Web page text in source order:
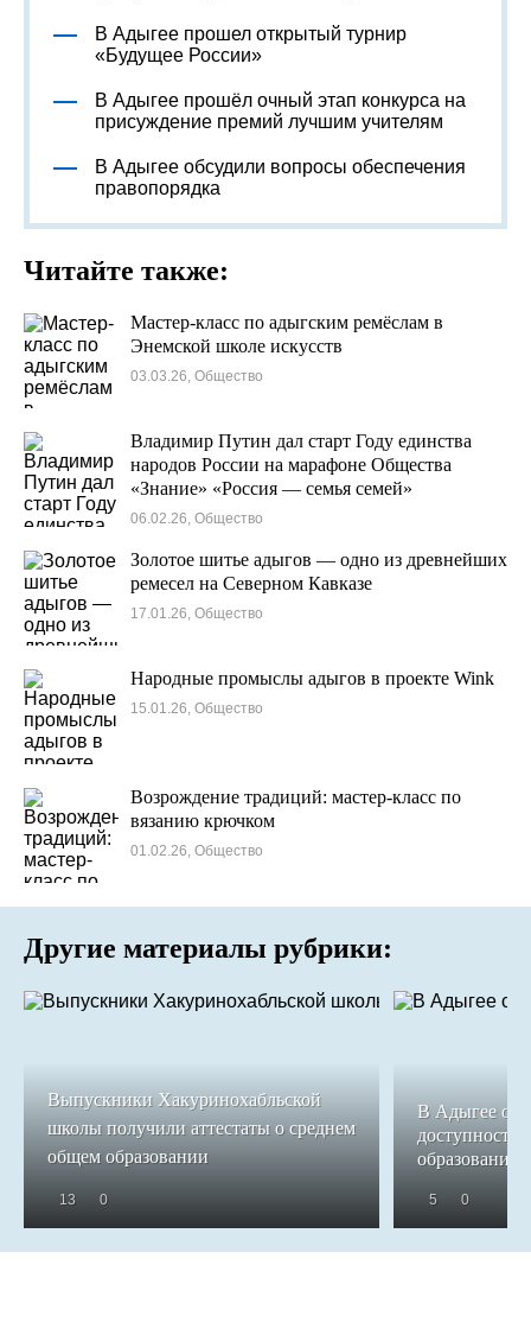
В Адыгее прошел открытый турнир
«Будущее России»
В Адыгее прошёл очный этап конкурса на
присуждение премий лучшим учителям
В Адыгее обсудили вопросы обеспечения
правопорядка
Читайте также:
Мастер-класс по адыгским ремёслам в
Энемской школе искусств
03.03.26, Общество
Владимир Путин дал старт Году единства
народов России на марафоне Общества
«Знание» «Россия — семья семей»
06.02.26, Общество
Золотое шитье адыгов — одно из древнейших
ремесел на Северном Кавказе
17.01.26, Общество
Народные промыслы адыгов в проекте Wink
15.01.26, Общество
Возрождение традиций: мастер-класс по
вязанию крючком
01.02.26, Общество
Другие материалы рубрики:
Выпускники Хакуринохабльской
школы получили аттестаты о среднем
общем образовании
13 0
В Адыгее
доступность
образования
5 0